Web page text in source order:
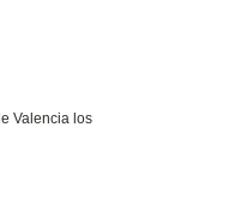
Valencia los